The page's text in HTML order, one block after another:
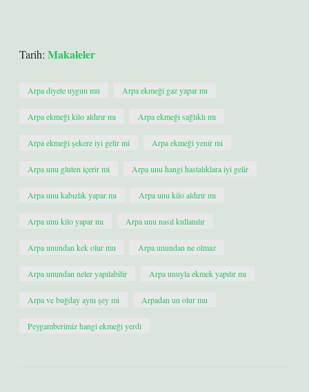
Tarih: Makaleler
Arpa diyete uygun mu Arpa ekmeği gaz yapar mı
Arpa ekmeği kilo aldırır mı Arpa ekmeği sağlıklı mı
Arpa ekmeği şekere iyi gelir mi Arpa ekmeği yenir mi
Arpa unu gluten içerir mi Arpa unu hangi hastalıklara iyi gelir
Arpa unu kabızlık yapar mı Arpa unu kilo aldırır mı
Arpa unu kilo yapar mı Arpa unu nasıl kullanılır
Arpa unundan kek olur mu Arpa unundan ne olmaz
Arpa unundan neler yapılabilir Arpa unuyla ekmek yapılır mı
Arpa ve buğday aynı şey mi Arpadan un olur mu
Peygamberimiz hangi ekmeği yerdi